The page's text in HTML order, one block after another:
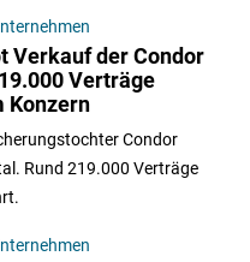
Verkauf der Condor
Verträge
Konzern
Condor
Rund 219.000 Verträge